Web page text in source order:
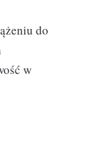
do
w